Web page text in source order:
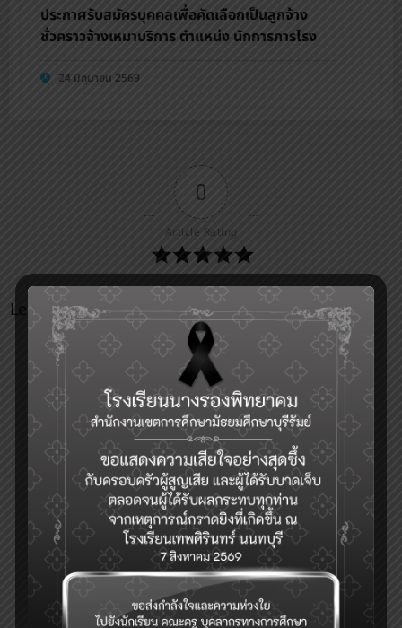
ประกาศรับสมัครบุคคลเพื่อคัดเลือกเป็นลูกจ้าง
ชั่วคราวจ้างเหมาบริการ ตำแหน่ง นักการภารโรง
24 มิถุนายน 2569
0
Article Rating
Leave a Reply